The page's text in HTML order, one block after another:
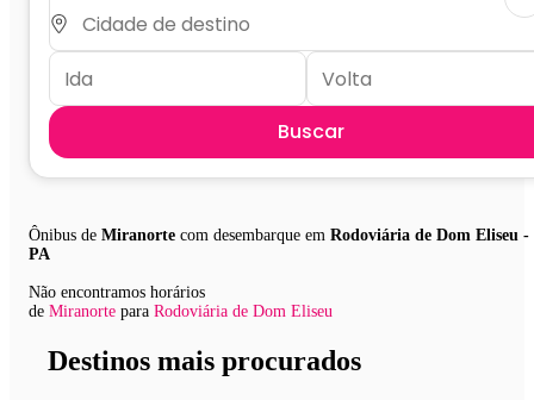
Buscar
Ônibus de Miranorte com desembarque em Rodoviária de Dom Eliseu -
PA
Não encontramos horários
de Miranorte para Rodoviária de Dom Eliseu
Destinos mais procurados